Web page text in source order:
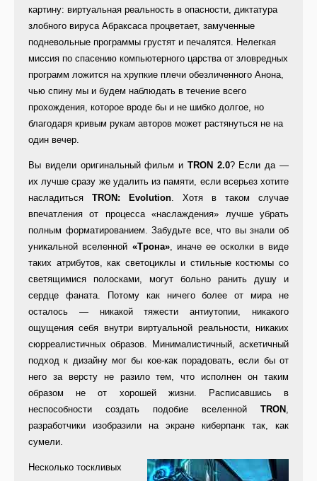
картину: виртуальная реальность в опасности, диктатура
злобного вируса Абраксаса процветает, замученные
подневольные программы грустят и печалятся. Нелегкая
миссия по спасению компьютерного царства от зловредных
программ ложится на хрупкие плечи обезличенного Анона,
чью спину мы и будем наблюдать в течение всего
прохождения, которое вроде бы и не шибко долгое, но
благодаря кривым рукам авторов может растянуться не на
один вечер.
Вы видели оригинальный фильм и TRON 2.0? Если да —
их лучше сразу же удалить из памяти, если всерьез хотите
насладиться TRON: Evolution. Хотя в таком случае
впечатления от процесса «наслаждения» лучше убрать
полным форматированием. Забудьте все, что вы знали об
уникальной вселенной «Трона», иначе ее осколки в виде
таких атрибутов, как светоциклы и стильные костюмы со
светящимися полосками, могут больно ранить душу и
сердце фаната. Потому как ничего более от мира не
осталось — никакой тяжести антиутопии, никакого
ощущения себя внутри виртуальной реальности, никаких
сюрреалистичных образов. Минималистичный, аскетичный
подход к дизайну мог бы кое-как порадовать, если бы от
него за версту не разило тем, что исполнен он таким
образом не от хорошей жизни. Расписавшись в
неспособности создать подобие вселенной TRON ,
разработчики изобразили на экране киберпанк так, как
сумели.
Несколько тоскливых